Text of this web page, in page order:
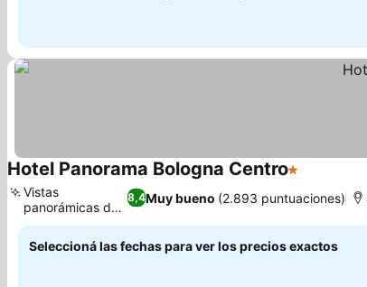
Hotel Panorama Bologna Centro1 Estrellas
8,4Muy bueno (2.893 puntuaciones)
Vistas
panorámicas de
Bolonia
Seleccioná las fechas para ver los precios exactos